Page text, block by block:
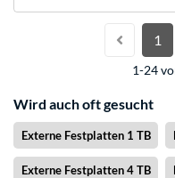
1
1-24
Wird auch oft gesucht
Externe Festplatten 1 TB
Externe Festplatten 4 TB